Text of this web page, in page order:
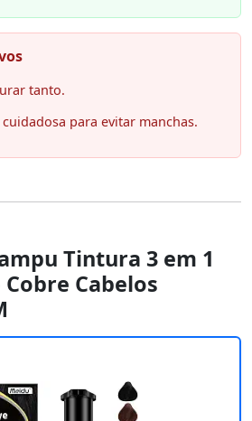
tanto.
para evitar manchas.
Tintura 3 em 1
Cabelos